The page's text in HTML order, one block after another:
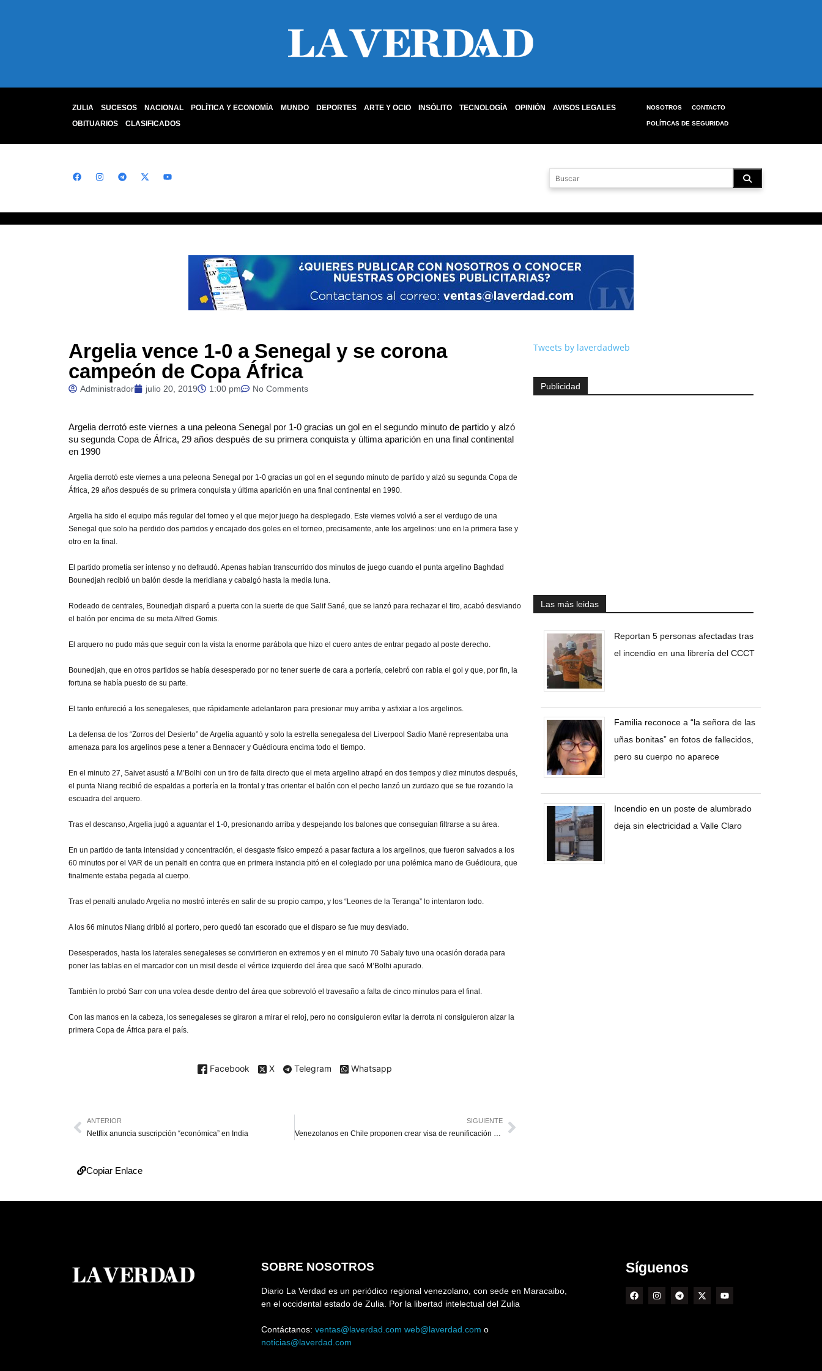
ZULIA SUCESOS NACIONAL POLÍTICA Y ECONOMÍA MUNDO DEPORTES ARTE Y OCIO INSÓLITO TECNOLOGÍA OPINIÓN
AVISOS LEGALES
OBITUARIOS
CLASIFICADOS
NOSOTROS CONTACTO
POLÍTICAS DE SEGURIDAD
Argelia vence 1-0 a Senegal y se corona
campeón de Copa África
Administrador julio 20, 2019 1:00 pm No Comments
Argelia derrotó este viernes a una peleona Senegal por 1-0 gracias un gol en el segundo minuto de partido y alzó
su segunda Copa de África, 29 años después de su primera conquista y última aparición en una final continental
en 1990
Argelia derrotó este viernes a una peleona Senegal por 1-0 gracias un gol en el segundo minuto de partido y alzó su segunda Copa de
África, 29 años después de su primera conquista y última aparición en una final continental en 1990.
Argelia ha sido el equipo más regular del torneo y el que mejor juego ha desplegado. Este viernes volvió a ser el verdugo de una
Senegal que solo ha perdido dos partidos y encajado dos goles en el torneo, precisamente, ante los argelinos: uno en la primera fase y
otro en la final.
El partido prometía ser intenso y no defraudó. Apenas habían transcurrido dos minutos de juego cuando el punta argelino Baghdad
Bounedjah recibió un balón desde la meridiana y cabalgó hasta la media luna.
Rodeado de centrales, Bounedjah disparó a puerta con la suerte de que Salif Sané, que se lanzó para rechazar el tiro, acabó desviando
el balón por encima de su meta Alfred Gomis.
El arquero no pudo más que seguir con la vista la enorme parábola que hizo el cuero antes de entrar pegado al poste derecho.
Bounedjah, que en otros partidos se había desesperado por no tener suerte de cara a portería, celebró con rabia el gol y que, por fin, la
fortuna se había puesto de su parte.
El tanto enfureció a los senegaleses, que rápidamente adelantaron para presionar muy arriba y asfixiar a los argelinos.
La defensa de los “Zorros del Desierto” de Argelia aguantó y solo la estrella senegalesa del Liverpool Sadio Mané representaba una
amenaza para los argelinos pese a tener a Bennacer y Guédioura encima todo el tiempo.
En el minuto 27, Saivet asustó a M’Bolhi con un tiro de falta directo que el meta argelino atrapó en dos tiempos y diez minutos después,
el punta Niang recibió de espaldas a portería en la frontal y tras orientar el balón con el pecho lanzó un zurdazo que se fue rozando la
escuadra del arquero.
Tras el descanso, Argelia jugó a aguantar el 1-0, presionando arriba y despejando los balones que conseguían filtrarse a su área.
En un partido de tanta intensidad y concentración, el desgaste físico empezó a pasar factura a los argelinos, que fueron salvados a los
60 minutos por el VAR de un penalti en contra que en primera instancia pitó en el colegiado por una polémica mano de Guédioura, que
finalmente estaba pegada al cuerpo.
Tras el penalti anulado Argelia no mostró interés en salir de su propio campo, y los “Leones de la Teranga” lo intentaron todo.
A los 66 minutos Niang dribló al portero, pero quedó tan escorado que el disparo se fue muy desviado.
Desesperados, hasta los laterales senegaleses se convirtieron en extremos y en el minuto 70 Sabaly tuvo una ocasión dorada para
poner las tablas en el marcador con un misil desde el vértice izquierdo del área que sacó M’Bolhi apurado.
También lo probó Sarr con una volea desde dentro del área que sobrevoló el travesaño a falta de cinco minutos para el final.
Con las manos en la cabeza, los senegaleses se giraron a mirar el reloj, pero no consiguieron evitar la derrota ni consiguieron alzar la
primera Copa de África para el país.
Facebook X Telegram Whatsapp
Tweets by laverdadweb
Publicidad
Las más leidas
Reportan 5 personas afectadas tras
el incendio en una librería del CCCT
Familia reconoce a “la señora de las
uñas bonitas” en fotos de fallecidos,
pero su cuerpo no aparece
Incendio en un poste de alumbrado
deja sin electricidad a Valle Claro
ANTERIOR
Netflix anuncia suscripción “económica” en India
SIGUIENTE
Venezolanos en Chile proponen crear visa de reunificación familiar
Copiar Enlace
SOBRE NOSOTROS
Diario La Verdad es un periódico regional venezolano, con sede en Maracaibo,
en el occidental estado de Zulia. Por la libertad intelectual del Zulia
Contáctanos: ventas@laverdad.com web@laverdad.com o
noticias@laverdad.com
Síguenos